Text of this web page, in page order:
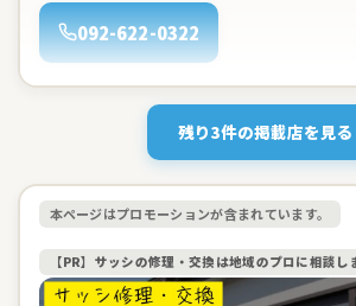
電話：
092-622-0322
残り3件の掲載店を見る
本ページはプロモーションが含まれています。
【PR】サッシの修理・交換は地域のプロに相談し